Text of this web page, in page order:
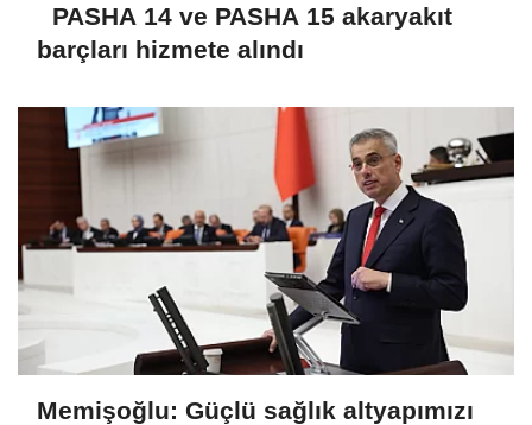
PASHA 14 ve PASHA 15 akaryakıt
barçları hizmete alındı
Memişoğlu: Güçlü sağlık altyapımızı